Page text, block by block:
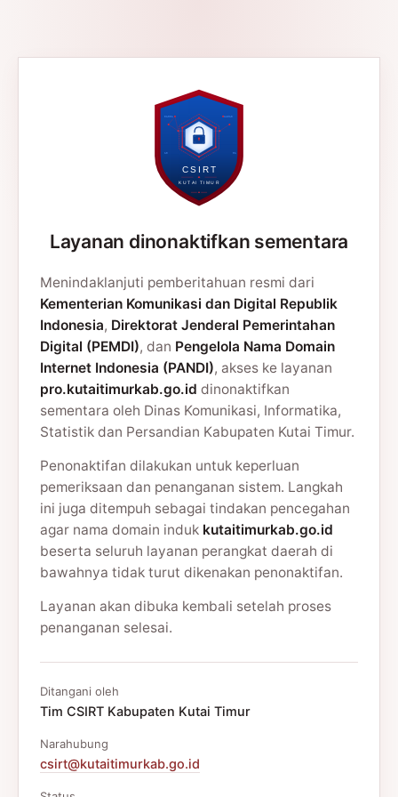
Layanan dinonaktifkan sementara
Menindaklanjuti pemberitahuan resmi dari
Kementerian Komunikasi dan Digital Republik
Indonesia, Direktorat Jenderal Pemerintahan
Digital (PEMDI), dan Pengelola Nama Domain
Internet Indonesia (PANDI), akses ke layanan
pro.kutaitimurkab.go.id dinonaktifkan
sementara oleh Dinas Komunikasi, Informatika,
Statistik dan Persandian Kabupaten Kutai Timur.
Penonaktifan dilakukan untuk keperluan
pemeriksaan dan penanganan sistem. Langkah
ini juga ditempuh sebagai tindakan pencegahan
agar nama domain induk kutaitimurkab.go.id
beserta seluruh layanan perangkat daerah di
bawahnya tidak turut dikenakan penonaktifan.
Layanan akan dibuka kembali setelah proses
penanganan selesai.
Ditangani oleh
Tim CSIRT Kabupaten Kutai Timur
Narahubung
csirt@kutaitimurkab.go.id